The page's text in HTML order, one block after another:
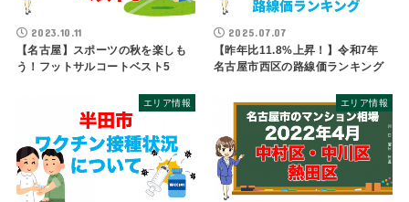
2023.10.11
【名古屋】スポーツの秋を楽しも
う！フットサルコートベスト5
2025.07.07
【昨年比11.8%上昇！】令和7年
名古屋市西区の路線価ランキング
エリア情報 エリア情報